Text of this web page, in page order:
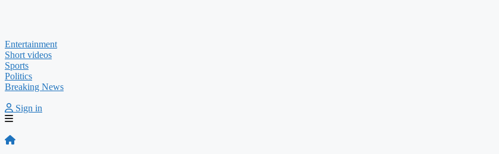
Entertainment
Short videos
Sports
Politics
Breaking News
Sign in